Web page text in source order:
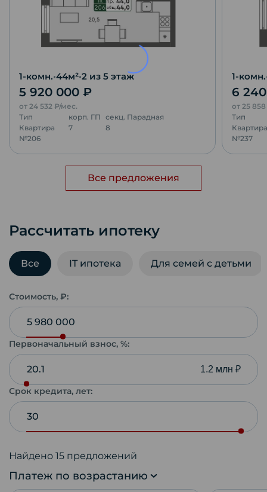
1-комн.•44м²•2 из 5 этаж
5 920 000 ₽
от 24 532 ₽/мес.
Тип
Квартира
корп. ГП
7
секц. Парадная
8
№206
1-комн.
6
от 25 858
Тип
Квартира
№237
Все предложения
Рассчитать ипотеку
Все IT ипотека Для семей с детьми
Стоимость, ₽:
Первоначальный взнос, %:
1.2 млн ₽
Срок кредита, лет:
Найдено 15 предложений
Платеж по возрастанию